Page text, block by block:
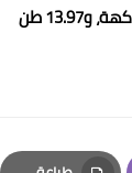
13 ديسمبر 2024: مغادرة السفينة وعلى متنها 59 حاوية/تريلا بإجمالي وزن 977.48 طن، منها 936.75 طن خضروات وفاكهة، و13.97 طن